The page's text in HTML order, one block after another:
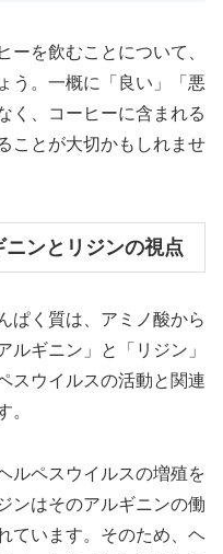
ーを飲むことについて、
う。一概に「良い」「悪
く、コーヒーに含まれる
ことが大切かもしれませ
ンとリジンの視点
ぱく質は、アミノ酸から
ルギニン」と「リジン」
スウイルスの活動と関連
。
ルペスウイルスの増殖を
ンはそのアルギニンの働
ています。そのため、ヘ